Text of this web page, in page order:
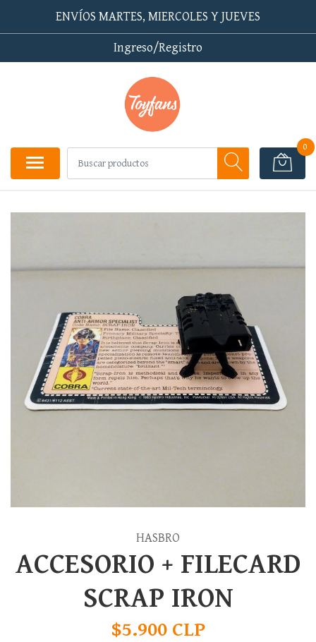
ENVÍOS MARTES, MIERCOLES Y JUEVES
Ingreso/Registro
0
HASBRO
ACCESORIO + FILECARD
SCRAP IRON
$5.900 CLP